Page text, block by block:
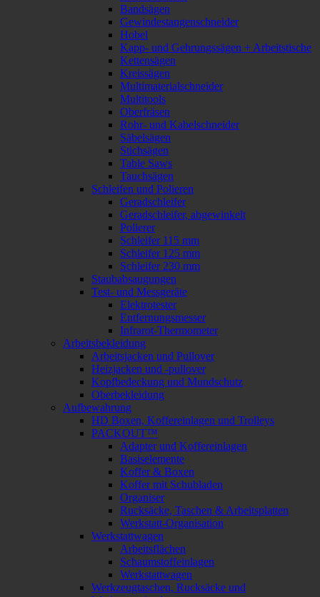
Bandsägen
Gewindestangenschneider
Hobel
Kapp- und Gehrungssägen + Arbeitstische
Kettensägen
Kreissägen
Multimaterialschneider
Multitools
Oberfräsen
Rohr- und Kabelschneider
Säbelsägen
Stichsägen
Table Saws
Tauchsägen
Schleifen und Polieren
Geradschleifer
Geradschleifer, abgewinkelt
Polierer
Schleifer 115 mm
Schleifer 125 mm
Schleifer 230 mm
Staubabsaugungen
Test- und Messgeräte
Elektrotester
Entfernungsmesser
Infrarot-Thermometer
Arbeitsbekleidung
Arbeitsjacken und Pullover
Heizjacken und -pullover
Kopfbedeckung und Mundschutz
Oberbekleidung
Aufbewahrung
HD Boxen, Koffereinlagen und Trolleys
PACKOUT™
Adapter und Koffereinlagen
Basiselemente
Koffer & Boxen
Koffer mit Schubladen
Organiser
Rucksäcke, Taschen & Arbeitsplatten
Werkstatt-Organisation
Werkstattwagen
Arbeitsflächen
Schaumstoffeinlagen
Werkstattwagen
Werkzeugtaschen, Rucksäcke und